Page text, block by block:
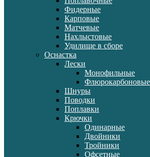
Фидерные
Карповые
Матчевые
Нахлыстовые
Удилище в сборе
Оснастка
Лески
Монофильные
Флюрокарбоновые
Шнуры
Поводки
Поплавки
Крючки
Одинарные
Двойники
Тройники
Офсетные